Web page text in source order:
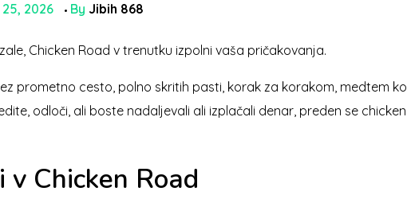
2026 By Jibih 868
Chicken Road v trenutku izpolni vaša pričakovanja.
prometno cesto, polno skritih pasti, korak za korakom, medtem ko
odloči, ali boste nadaljevali ali izplačali denar, preden se chicken
Chicken Road